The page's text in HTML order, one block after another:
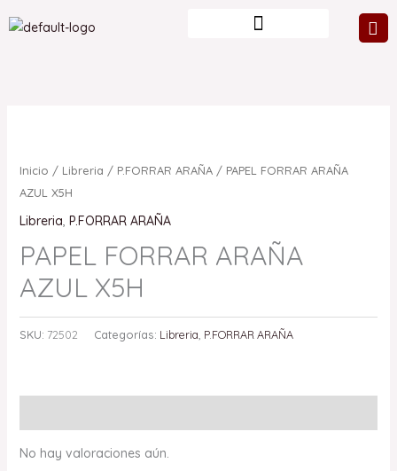
al
Inicio / Libreria / P.FORRAR ARAÑA/ PAPEL FORRAR ARAÑA
AZUL X5H
Libreria, P.FORRAR ARAÑA
PAPEL FORRAR ARAÑA
AZUL X5H
SKU: 72502 Categorías: Libreria P.FORRAR ARAÑA
No hay valoraciones aún.